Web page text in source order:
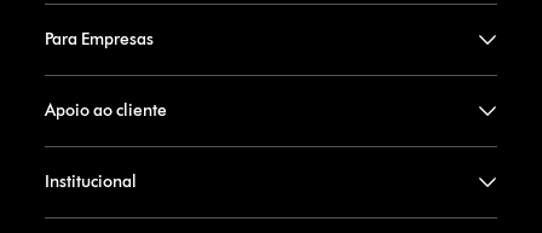
Para Empresas
Apoio ao cliente
Institucional